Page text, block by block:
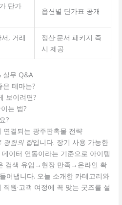
단가
옵션별 단가표 공개
, 거래
정산·문서 패키지 즉
시 제공
실무 Q&A
은 테마는?
보이려면?
는 법?
?
결되는 광주판촉물 전략
경험의 합입니다. 장기 사용 가능한
이터 연동이라는 기준으로 아이템
검색 유입→현장 만족→온라인 확
어냅니다. 오늘 소개한 카테고리와
원·고객 여정에 꼭 맞는 굿즈를 설